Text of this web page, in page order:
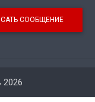
СООБЩЕНИЕ
2026